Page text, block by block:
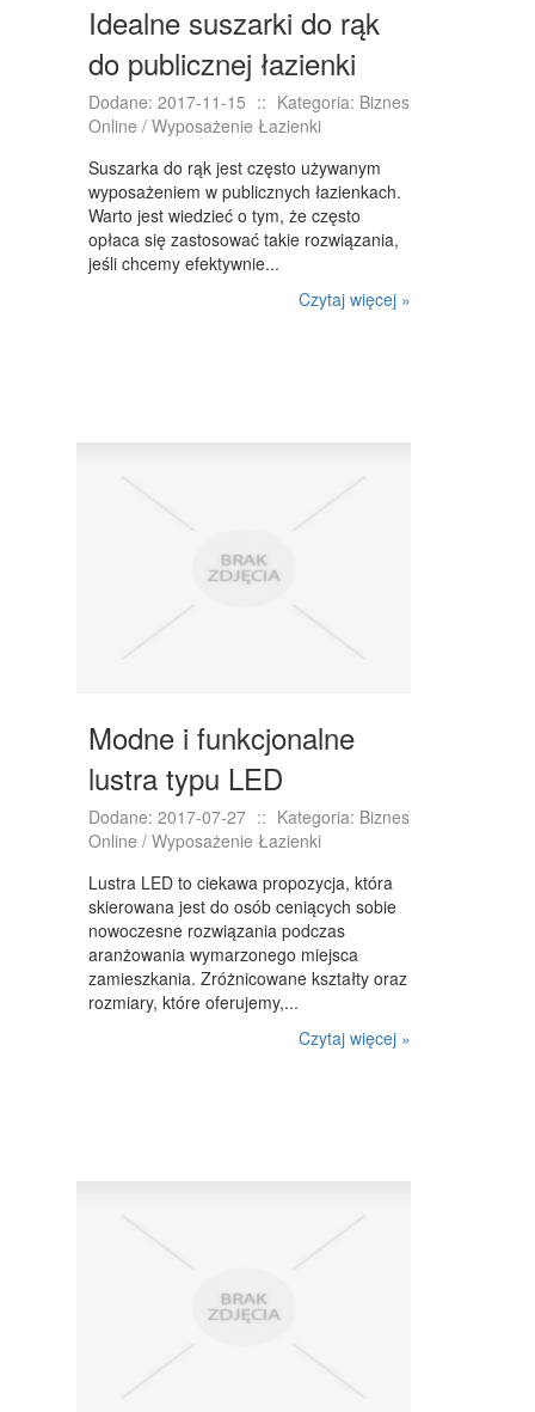
KURSY JĘZYKOWE
KURSY I SZKOLENIA
TŁUMACZENIA
BIZNES ONLINE
BIŻUTERIA
DLA DZIECI
MEBLE
ELEKTRONIKA, RTV, AGD
ART. DLA ZWIERZĄT
MATERIAŁY EKSPLOATACYJNE
INNE SKLEPY
SPRZĘT
MASZYNY
NARZĘDZIA
PRZEMYSŁ METALOWY
PUBLIC RELATIONS
Idealne suszarki do rąk
do publicznej łazienki
Dodane: 2017-11-15 :: Kategoria: Biznes
Online / Wyposażenie Łazienki
Suszarka do rąk jest często używanym
wyposażeniem w publicznych łazienkach.
Warto jest wiedzieć o tym, że często
opłaca się zastosować takie rozwiązania,
jeśli chcemy efektywnie...
Czytaj więcej »
Modne i funkcjonalne
lustra typu LED
Dodane: 2017-07-27 :: Kategoria: Biznes
Online / Wyposażenie Łazienki
Lustra LED to ciekawa propozycja, która
skierowana jest do osób ceniących sobie
nowoczesne rozwiązania podczas
aranżowania wymarzonego miejsca
zamieszkania. Zróżnicowane kształty oraz
rozmiary, które oferujemy,...
Czytaj więcej »